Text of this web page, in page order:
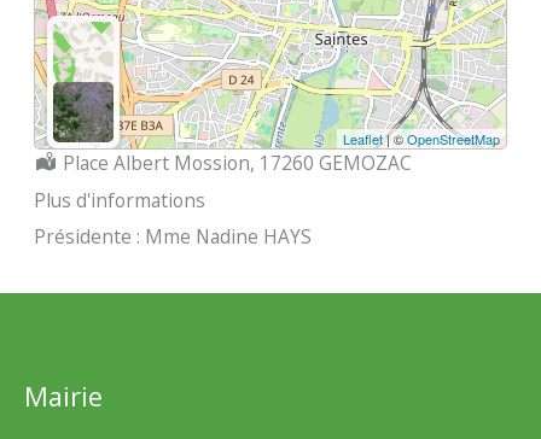
Leaflet| ©OpenStreetMap
Localisation :
Place Albert Mossion, 17260 GEMOZAC
Plus d'informations
Présidente : Mme Nadine HAYS
Mairie